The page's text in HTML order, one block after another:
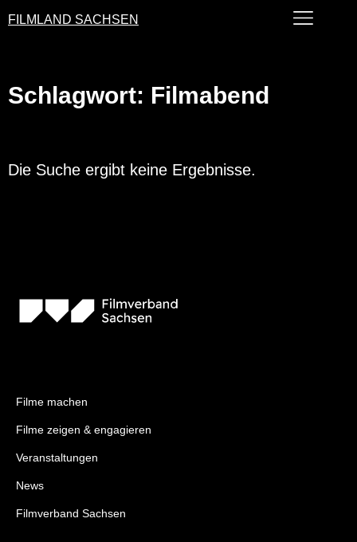
FILMLAND SACHSEN
Schlagwort: Filmabend
Die Suche ergibt keine Ergebnisse.
Filme machen
Filme zeigen & engagieren
Veranstaltungen
News
Filmverband Sachsen